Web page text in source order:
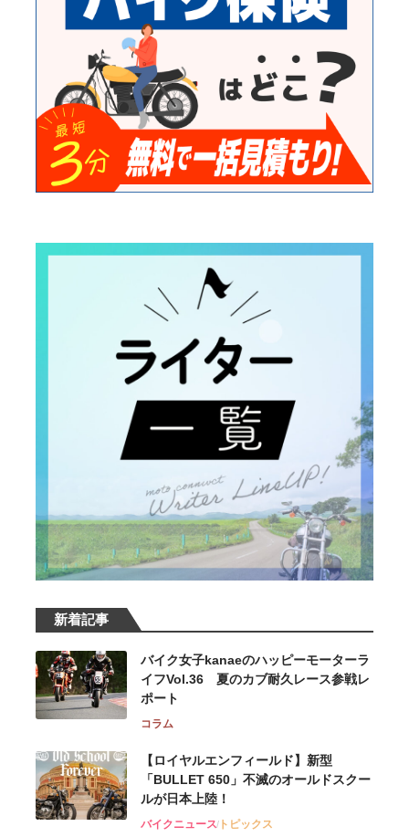
新着記事
バイク女子kanaeのハッピーモーターラ
イフVol.36 夏のカブ耐久レース参戦レ
ポート
コラム
【ロイヤルエンフィールド】新型
「BULLET 650」不滅のオールドスクー
ルが⽇本上陸！
バイクニューストピックス